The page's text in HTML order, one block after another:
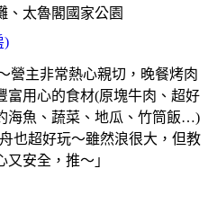
、太魯閣國家公園
)
營主非常熱心親切，晚餐烤肉
富用心的食材(原塊牛肉、超好
海魚、蔬菜、地瓜、竹筒飯…)
也超好玩～雖然浪很大，但教
安全，推～」